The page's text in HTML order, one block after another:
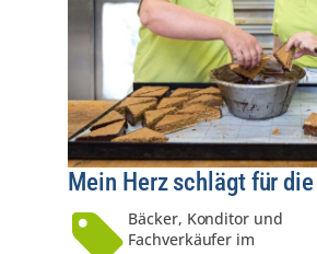
Mein Herz schlägt für
Bäcker, Konditor und
Fachverkäufer im